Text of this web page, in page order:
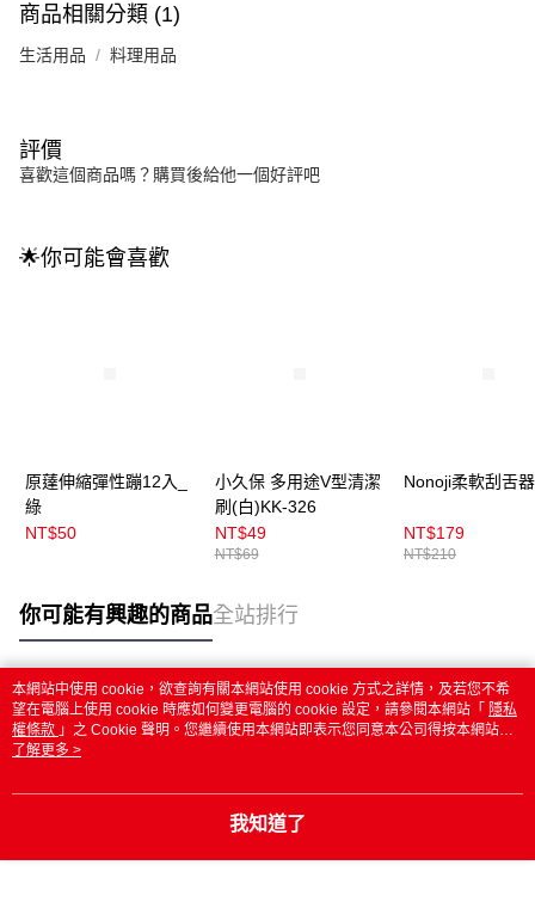
商品相關分類 (1)
生活用品 料理用品
評價
喜歡這個商品嗎？購買後給他一個好評吧
🌟你可能會喜歡
原薘伸縮彈性蹦12入_
綠
NT$50
小久保 多用途V型清潔
刷(白)KK-326
NT$49
NT$69
Nonoji柔軟刮舌
NT$179
NT$210
你可能有興趣的商品全站排行
熱門標籤
本網站中使用 cookie，欲查詢有關本網站使用 cookie 方式之詳情，及若您不希
望在電腦上使用 cookie 時應如何變更電腦的 cookie 設定，請參閱本網站「 隱私
權條款 」之 Cookie 聲明。您繼續使用本網站即表示您同意本公司得按本網站使
用條款之 Cookie 聲明使用 cookie。
了解更多 >
我知道了